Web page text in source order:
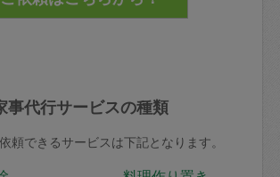
事代行サービスの種類
頼できるサービスは下記となります。